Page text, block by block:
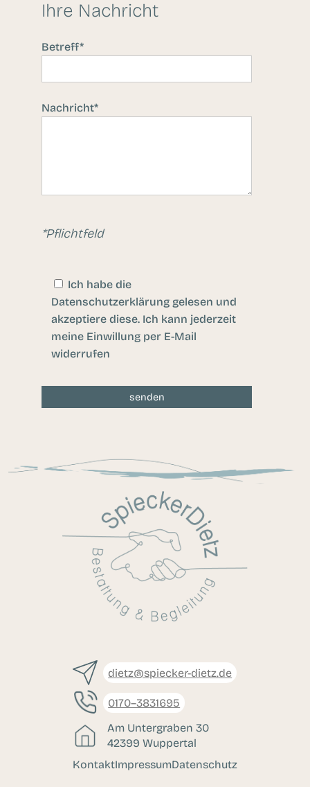
Ihre Nachricht
Pflichtfeld
Betreff*
Pflichtfeld
Nachricht*
*Pflichtfeld
Ich habe die
Datenschutzerklärung gelesen und
akzeptiere diese. Ich kann jederzeit
meine Einwillung per E-Mail
widerrufen
senden
dietz@spiecker-dietz.de
0170–3831695
Am Untergraben 30
42399 Wuppertal
KontaktImpressumDatenschutz